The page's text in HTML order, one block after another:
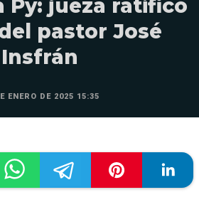
Py: jueza ratificó
pastor José
Insfrán
ENERO DE 2025 15:35